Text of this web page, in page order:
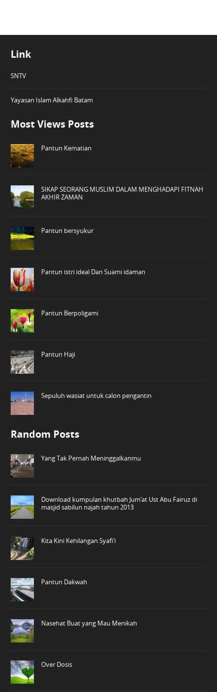
Link
SNTV
Yayasan Islam Alkahfi Batam
Most Views Posts
Pantun Kematian
SIKAP SEORANG MUSLIM DALAM MENGHADAPI FITNAH
AKHIR ZAMAN
Pantun bersyukur
Pantun istri ideal Dan Suami idaman
Pantun Berpoligami
Pantun Haji
Sepuluh wasiat untuk calon pengantin
Random Posts
Yang Tak Pernah Meninggalkanmu
Download kumpulan khutbah Jum’at Ust Abu Fairuz di
masjid sabilun najah tahun 2013
Kita Kini Kehilangan Syafi’i
Pantun Dakwah
Nasehat Buat yang Mau Menikah
Over Dosis